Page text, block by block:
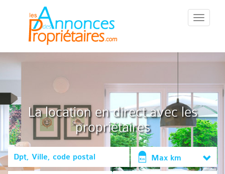
::Menu::
La location en direct avec les
propriétaires
Max km